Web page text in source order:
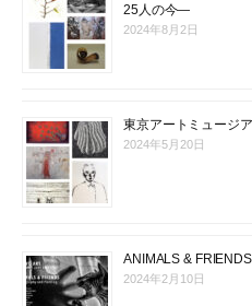
25人の今―
2024年8月2日
東京アートミュージ
2024年5月20日
ANIMALS &
2024年2月10日